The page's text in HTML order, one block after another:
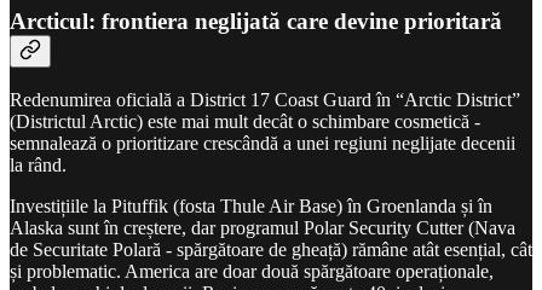
Arcticul: frontiera neglijată care devine prioritară
Redenumirea oficială a District 17 Coast Guard în “Arctic District”
(Districtul Arctic) este mai mult decât o schimbare cosmetică -
semnalează o prioritizare crescândă a unei regiuni neglijate decenii
la rând.
Investițiile la Pituffik (fosta Thule Air Base) în Groenlanda și în
Alaska sunt în creștere, dar programul Polar Security Cutter (Nava
de Securitate Polară - spărgătoare de gheață) rămâne atât esențial, cât
și problematic. America are doar două spărgătoare operaționale,